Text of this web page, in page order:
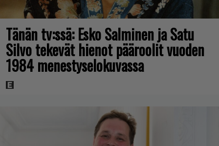
Tänän tv:ssä: Esko Salminen ja Satu
Silvo tekevät hienot pääroolit vuoden
1984 menestyselokuvassa